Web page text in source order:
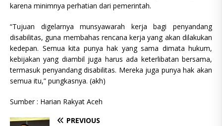
karena minimnya perhatian dari pemerintah.
“Tujuan digelarnya munsyawarah kerja bagi penyandang
disabilitas, guna membahas rencana kerja yang akan dilakukan
kedepan. Semua kita punya hak yang sama dimata hukum,
kebijakan yang diambil juga harus ada keterlibatan bersama,
termasuk penyandang disabilitas. Mereka juga punya hak akan
semua itu,” pungkasnya. (akh)
Sumber : Harian Rakyat Aceh
PREVIOUS